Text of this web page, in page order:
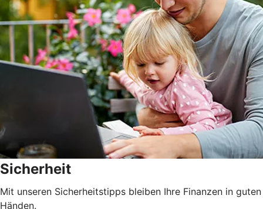
Sicherheit
Mit unseren Sicherheitstipps bleiben Ihre Finanzen in guten
Händen.